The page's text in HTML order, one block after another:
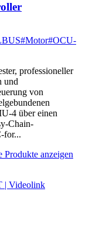
#Motor#OCU-
professioneller
und
von
4 über einen
Chain-
for...
Produkte anzeigen